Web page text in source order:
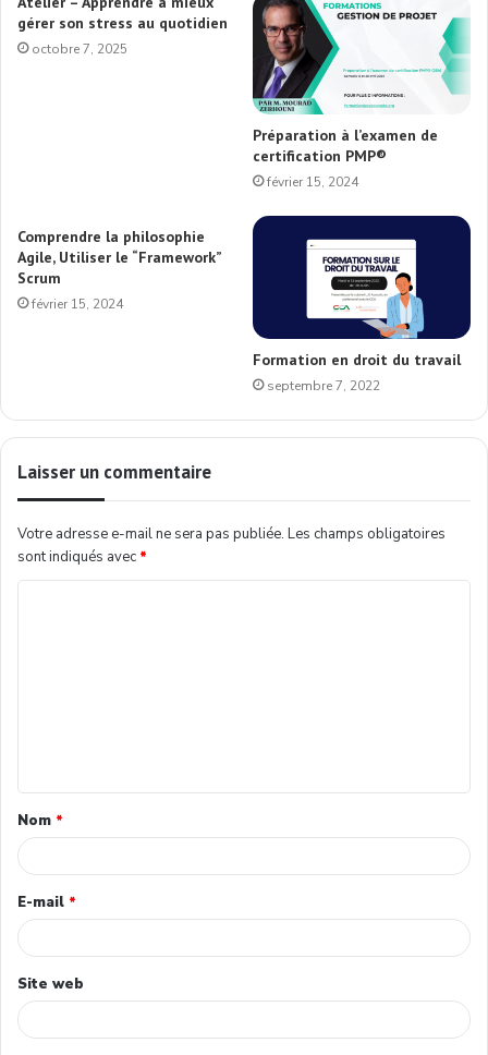
gérer son stress au quotidien
octobre 7, 2025
Préparation à l’examen de
certification PMP®
février 15, 2024
Comprendre la philosophie
Agile, Utiliser le “Framework”
Scrum
février 15, 2024
Formation en droit du travail
septembre 7, 2022
Laisser un commentaire
Votre adresse e-mail ne sera pas publiée. Les champs obligatoires
sont indiqués avec *
Nom *
E-mail *
Site web